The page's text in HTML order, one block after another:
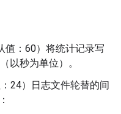
值：60）将统计记录写
以秒为单位）。
：24）日志文件轮替的间